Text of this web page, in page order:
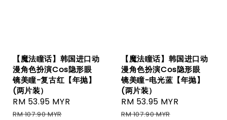
【魔法瞳话】韩国进口动
漫角色扮演Cos隐形眼
镜美瞳-复古红【年抛】
(两片装）
Sale
price
RM 53.95 MYR
RM 107.90 MYR
【魔法瞳话】韩国进口动
漫角色扮演Cos隐形眼
镜美瞳-电光蓝【年抛】
(两片装）
Sale
price
RM 53.95 MYR
RM 107.90 MYR